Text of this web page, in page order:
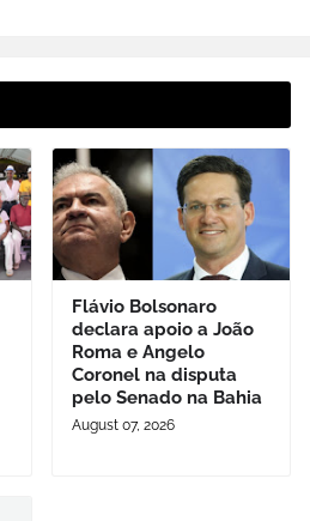
Flávio Bolsonaro
declara apoio a João
Roma e Angelo
Coronel na disputa
pelo Senado na Bahia
August 07, 2026